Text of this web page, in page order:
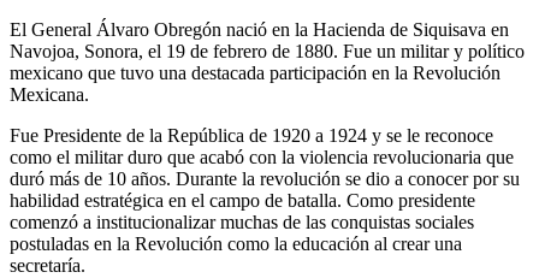
El General Álvaro Obregón nació en la Hacienda de Siquisava en
Navojoa, Sonora, el 19 de febrero de 1880. Fue un militar y político
mexicano que tuvo una destacada participación en la Revolución
Mexicana.
Fue Presidente de la República de 1920 a 1924 y se le reconoce
como el militar duro que acabó con la violencia revolucionaria que
duró más de 10 años. Durante la revolución se dio a conocer por su
habilidad estratégica en el campo de batalla. Como presidente
comenzó a institucionalizar muchas de las conquistas sociales
postuladas en la Revolución como la educación al crear una
secretaría.